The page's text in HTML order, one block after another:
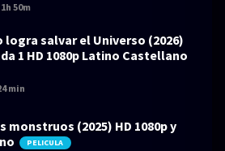
1h 50m
logra salvar el Universo (2026)
1 HD 1080p Latino Castellano
min
monstruos (2025) HD 1080p y
PELICULA